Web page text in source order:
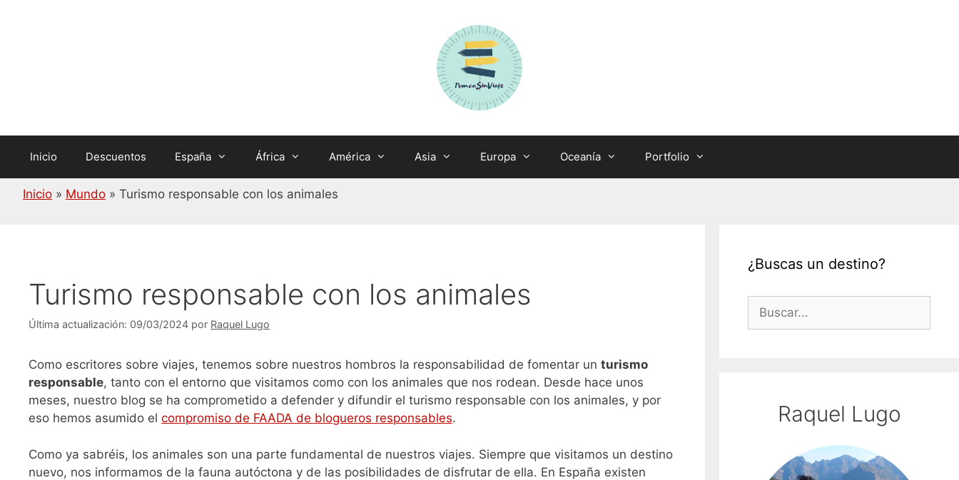
Inicio Descuentos España África América Asia Europa Oceanía Portfolio
Inicio » Mundo » Turismo responsable con los animales
Turismo responsable con los animales
09/03/2024 por Raquel Lugo
Como escritores sobre viajes, tenemos sobre nuestros hombros la responsabilidad de fomentar un turismo
responsable, tanto con el entorno que visitamos como con los animales que nos rodean. Desde hace unos
meses, nuestro blog se ha comprometido a defender y difundir el turismo responsable con los animales, y por
eso hemos asumido el compromiso de FAADA de blogueros responsables.
Como ya sabréis, los animales son una parte fundamental de nuestros viajes. Siempre que visitamos un destino
nuevo, nos informamos de la fauna autóctona y de las posibilidades de disfrutar de ella. En España existen
¿Buscas un destino?
Buscar:
Raquel Lugo